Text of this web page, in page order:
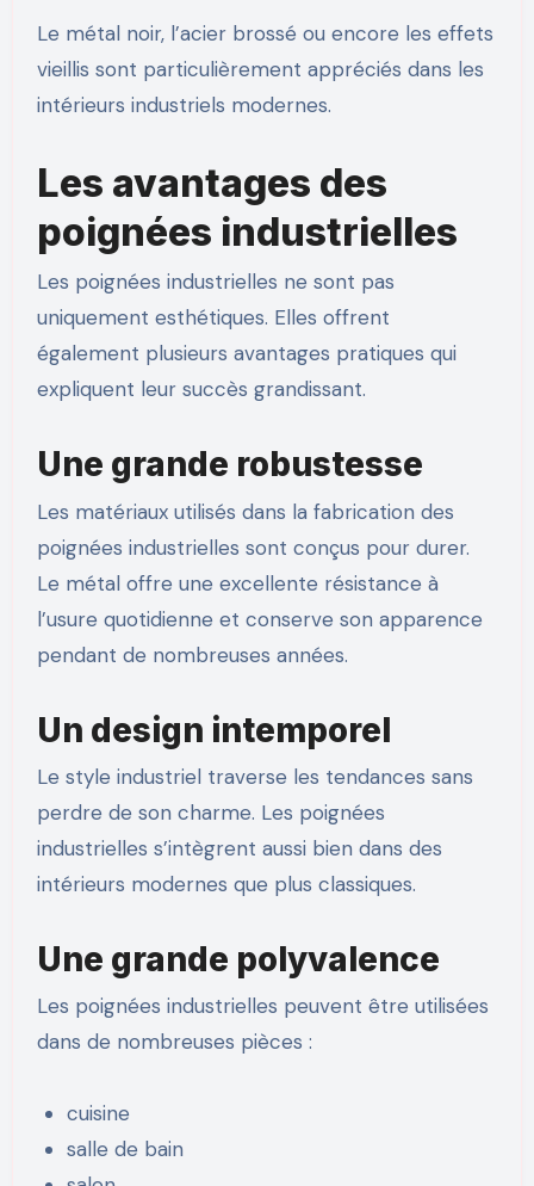
Le métal noir, l’acier brossé ou encore les effets
vieillis sont particulièrement appréciés dans les
intérieurs industriels modernes.
Les avantages des
poignées industrielles
Les poignées industrielles ne sont pas
uniquement esthétiques. Elles offrent
également plusieurs avantages pratiques qui
expliquent leur succès grandissant.
Une grande robustesse
Les matériaux utilisés dans la fabrication des
poignées industrielles sont conçus pour durer.
Le métal offre une excellente résistance à
l’usure quotidienne et conserve son apparence
pendant de nombreuses années.
Un design intemporel
Le style industriel traverse les tendances sans
perdre de son charme. Les poignées
industrielles s’intègrent aussi bien dans des
intérieurs modernes que plus classiques.
Une grande polyvalence
Les poignées industrielles peuvent être utilisées
dans de nombreuses pièces :
cuisine
salle de bain